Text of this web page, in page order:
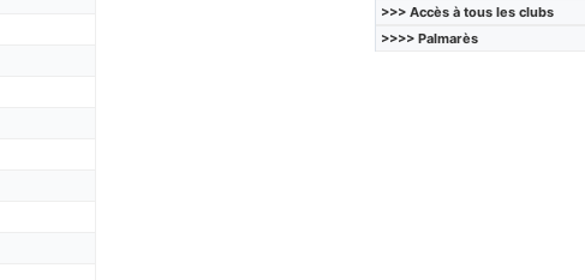
>>> Accès à tous les clubs
>>>> Palmarès